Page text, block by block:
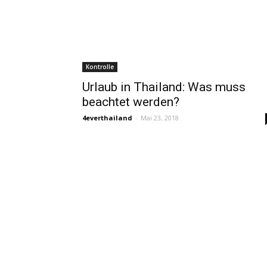
Kontrolle
Urlaub in Thailand: Was muss
beachtet werden?
4everthailand - Mai 23, 2018